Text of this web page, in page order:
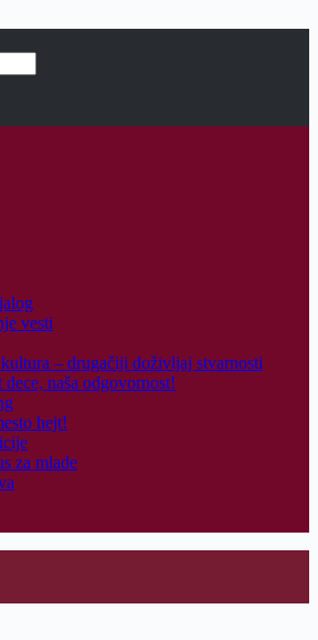
vesti
– drugačiji doživljaj stvarnosti
dece, naša odgovornost!
hejt!
za mlade